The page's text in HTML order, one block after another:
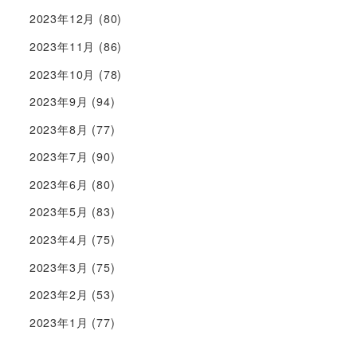
2023年12月 (80)
2023年11月 (86)
2023年10月 (78)
2023年9月 (94)
2023年8月 (77)
2023年7月 (90)
2023年6月 (80)
2023年5月 (83)
2023年4月 (75)
2023年3月 (75)
2023年2月 (53)
2023年1月 (77)